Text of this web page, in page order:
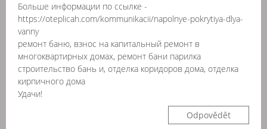
Больше информации по ссылке -
https://oteplicah.com/kommunikacii/napolnye-pokrytiya-dlya-
vanny
ремонт баню, взнос на капитальный ремонт в
многоквартирных домах, ремонт бани парилка
строительство бань и, отделка коридоров дома, отделка
кирпичного дома
Удачи!
Odpovědět